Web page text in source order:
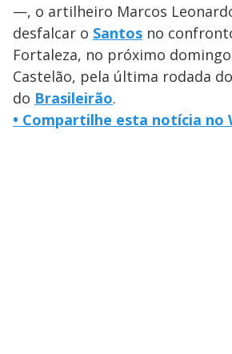
—, o artilheiro Marcos
desfalcar o Santos no
Fortaleza, no próximo domingo
Castelão, pela última rodada
do Brasileirão.
• Compartilhe esta notícia no